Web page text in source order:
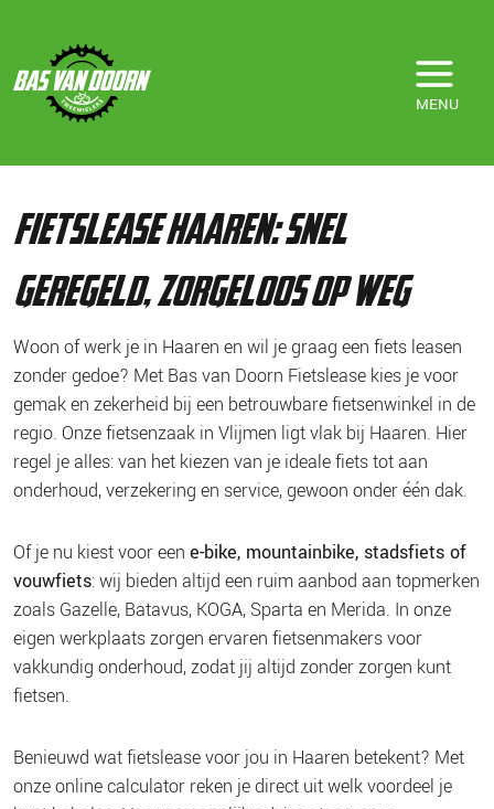
MENU
fietslease haaren: snel
geregeld, zorgeloos op weg
Woon of werk je in Haaren en wil je graag een fiets leasen
zonder gedoe? Met Bas van Doorn Fietslease kies je voor
gemak en zekerheid bij een betrouwbare fietsenwinkel in de
regio. Onze fietsenzaak in Vlijmen ligt vlak bij Haaren. Hier
regel je alles: van het kiezen van je ideale fiets tot aan
onderhoud, verzekering en service, gewoon onder één dak.
Of je nu kiest voor een e-bike, mountainbike, stadsfiets of
vouwfiets: wij bieden altijd een ruim aanbod aan topmerken
zoals Gazelle, Batavus, KOGA, Sparta en Merida. In onze
eigen werkplaats zorgen ervaren fietsenmakers voor
vakkundig onderhoud, zodat jij altijd zonder zorgen kunt
fietsen.
Benieuwd wat fietslease voor jou in Haaren betekent? Met
onze online calculator reken je direct uit welk voordeel je